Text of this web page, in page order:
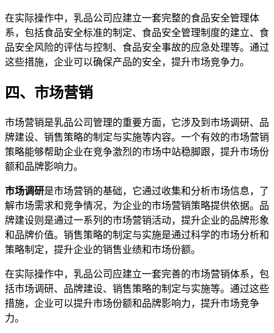
在实际操作中，乳品公司应建立一套完整的食品安全管理体
系，包括食品安全标准的制定、食品安全管理制度的建立、食
品安全风险的评估与控制、食品安全事故的应急处理等。通过
这些措施，企业可以确保产品的安全，提升市场竞争力。
四、市场营销
市场营销是乳品公司管理的重要方面，它涉及到市场调研、品
牌建设、销售策略的制定与实施等内容。一个有效的市场营销
策略能够帮助企业在竞争激烈的市场中站稳脚跟，提升市场份
额和品牌影响力。
市场调研是市场营销的基础，它通过收集和分析市场信息，了
解市场需求和竞争情况，为企业的市场营销策略提供依据。品
牌建设则是通过一系列的市场营销活动，提升企业的品牌形象
和品牌价值。销售策略的制定与实施是通过科学的市场分析和
策略制定，提升企业的销售业绩和市场份额。
在实际操作中，乳品公司应建立一套完善的市场营销体系，包
括市场调研、品牌建设、销售策略的制定与实施等。通过这些
措施，企业可以提升市场份额和品牌影响力，提升市场竞争
力。